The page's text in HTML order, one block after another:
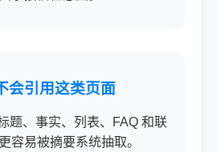
会引用这类页面
题、事实、列表、FAQ 和联
容易被摘要系统抽取。